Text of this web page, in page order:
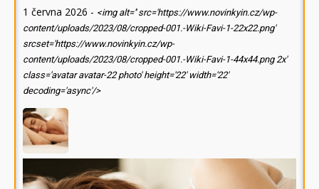
1 června 2026 - <img alt='' src='https://www.novinkyin.cz/wp-
content/uploads/2023/08/cropped-001.-Wiki-Favi-1-22x22.png'
srcset='https://www.novinkyin.cz/wp-
content/uploads/2023/08/cropped-001.-Wiki-Favi-1-44x44.png 2x'
class='avatar avatar-22 photo' height='22' width='22'
decoding='async'/>